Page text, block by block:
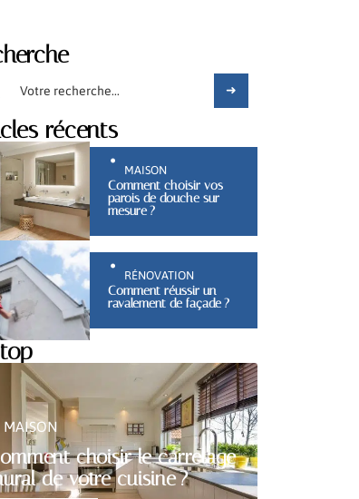
récents
MAISON
Comment choisir vos
parois de douche sur
mesure ?
RÉNOVATION
Comment réussir un
ravalement de façade ?
choisir le carrelage
de votre cuisine ?
MAISON